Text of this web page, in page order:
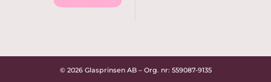
© 2026 Glasprinsen AB – Org. nr: 559087-9135